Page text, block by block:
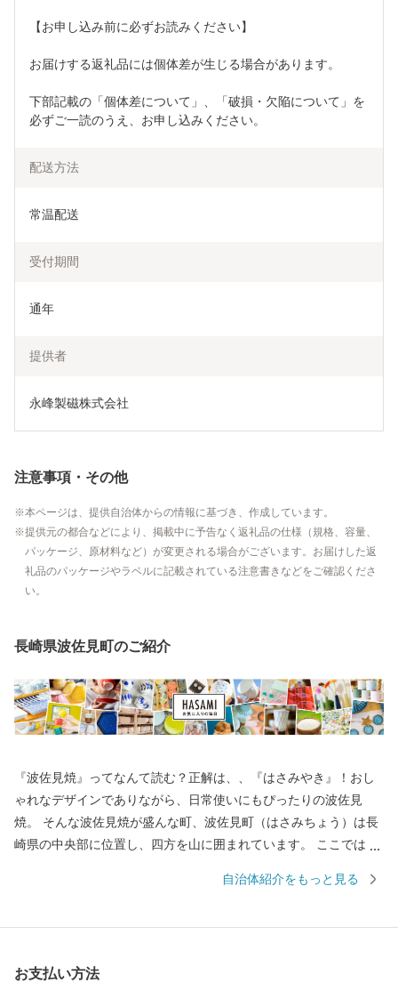
【お申し込み前に必ずお読みください】
お届けする返礼品には個体差が生じる場合があります。
下部記載の「個体差について」、「破損・欠陥について」を
必ずご一読のうえ、お申し込みください。
配送方法
常温配送
受付期間
通年
提供者
永峰製磁株式会社
注意事項・その他
本ページは、提供自治体からの情報に基づき、作成しています。
提供元の都合などにより、掲載中に予告なく返礼品の仕様（規格、容量、
パッケージ、原材料など）が変更される場合がございます。お届けした返
礼品のパッケージやラベルに記載されている注意書きなどをご確認くださ
い。
長崎県波佐見町のご紹介
『波佐見焼』ってなんて読む？正解は、、『はさみやき』！おし
ゃれなデザインでありながら、日常使いにもぴったりの波佐見
焼。 そんな波佐見焼が盛んな町、波佐見町（はさみちょう）は長
崎県の中央部に位置し、四方を山に囲まれています。 ここでは、
な自然のなかで、お米やお茶、アスパラガスなどの農畜産業が行
こで焼かれた「くらわんか碗」が全国に出荷され、当時貴重品で
自治体紹介をもっと見る
お支払い方法